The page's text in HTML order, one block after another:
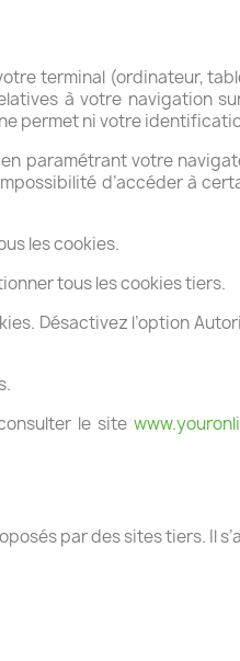
terminal (ordinateur,
à votre navigation
permet ni votre
paramétrant votre
d’accéder à
les cookies.
tous les cookies tiers.
Désactivez l’option
le site
par des sites tiers. Il